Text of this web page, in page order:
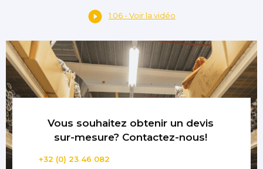
1:06 - Voir la vidéo
Vous souhaitez obtenir un devis
sur-mesure? Contactez-nous!
+32 (0) 23 46 082